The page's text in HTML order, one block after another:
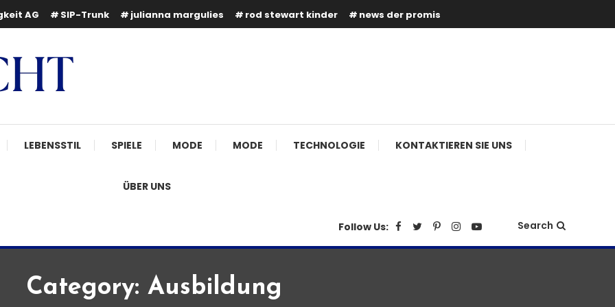
AG SIP-Trunk julianna margulies rod stewart kinder news der promis
LEBENSSTIL SPIELE MODE MODE TECHNOLOGIE KONTAKTIEREN SIE UNS
ÜBER UNS
Follow Us: Search
Category: Ausbildung